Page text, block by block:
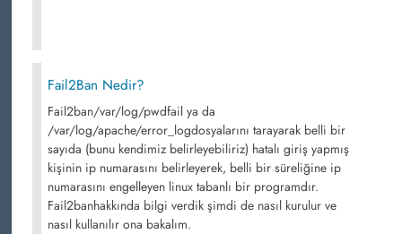
Fail2Ban Nedir?
Fail2ban/var/log/pwdfail ya da
/var/log/apache/error_logdosyalarını tarayarak belli bir
sayıda (bunu kendimiz belirleyebiliriz) hatalı giriş yapmış
kişinin ip numarasını belirleyerek, belli bir süreliğine ip
numarasını engelleyen linux tabanlı bir programdır.
Fail2banhakkında bilgi verdik şimdi de nasıl kurulur ve
nasıl kullanılır ona bakalım.